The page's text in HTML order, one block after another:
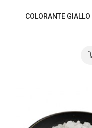
COLORANTE